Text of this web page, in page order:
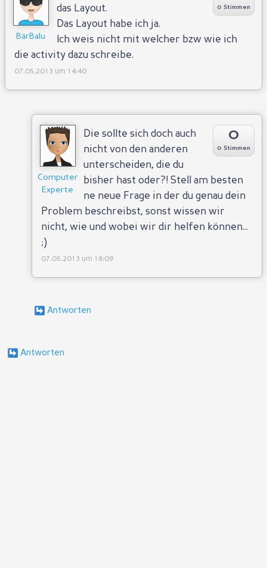
Antworten
BärBalu
0 Stimmen
das Layout.
Das Layout habe ich ja.
Ich weis nicht mit welcher bzw wie ich
die activity dazu schreibe.
07.05.2013 um 14:40
Computer
Experte
0
0 Stimmen
Die sollte sich doch auch
nicht von den anderen
unterscheiden, die du
bisher hast oder?! Stell am besten
ne neue Frage in der du genau dein
Problem beschreibst, sonst wissen wir
nicht, wie und wobei wir dir helfen können...
;)
07.05.2013 um 18:09